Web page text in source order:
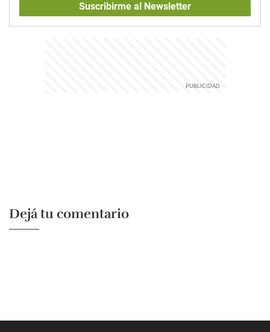
Suscribirme al Newsletter
Dejá tu comentario